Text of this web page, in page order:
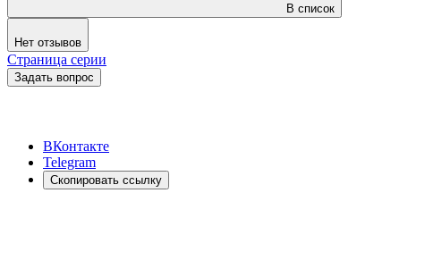
В список
Нет отзывов
Страница серии
Задать вопрос
ВКонтакте
Telegram
Скопировать ссылку